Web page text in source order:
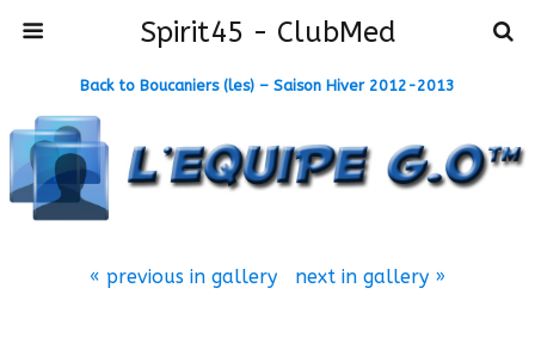
Spirit45 - ClubMed
Back to Boucaniers (les) – Saison Hiver 2012-2013
« previous in gallery next in gallery »